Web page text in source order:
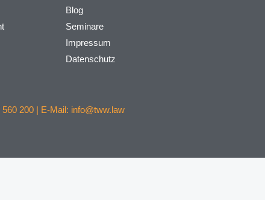
Blog
Seminare
Impressum
Datenschutz
200 | E-Mail: info@tww.law